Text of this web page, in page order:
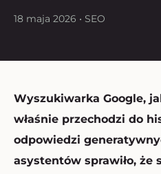
18 maja 2026 • SEO
Wyszukiwarka Google,
właśnie przechodzi do
odpowiedzi
asystentów sprawiło, że